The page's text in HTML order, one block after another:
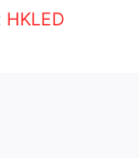
HKLED